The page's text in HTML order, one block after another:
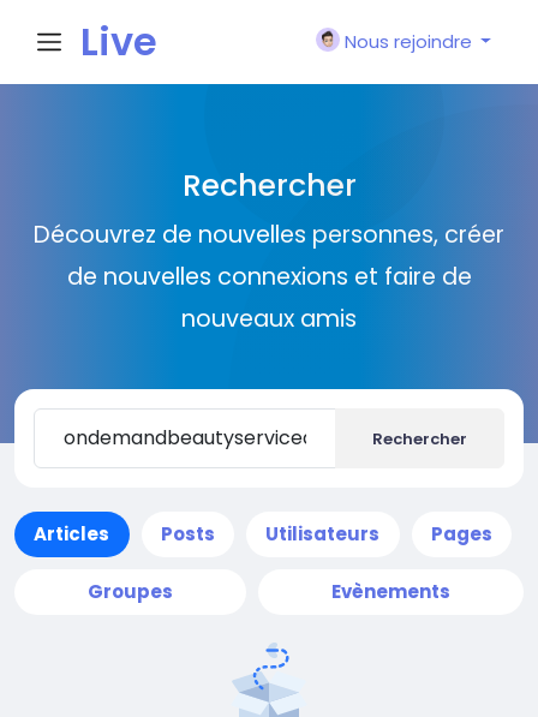
Live
Nous rejoindre
Rechercher
Découvrez de nouvelles personnes, créer
de nouvelles connexions et faire de
nouveaux amis
Rechercher
Articles Posts Utilisateurs Pages
Groupes Evènements